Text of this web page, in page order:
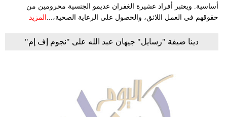
إسلامية
أساسية. ويعتبر أفراد عشيرة الغفران عديمو الجنسية محرومين من
حقوقهم في العمل اللائق، والحصول على الرعاية الصحية،... المزيد
دينا ضيفة "رسايل" جيهان عبد الله على "نجوم إف إم"